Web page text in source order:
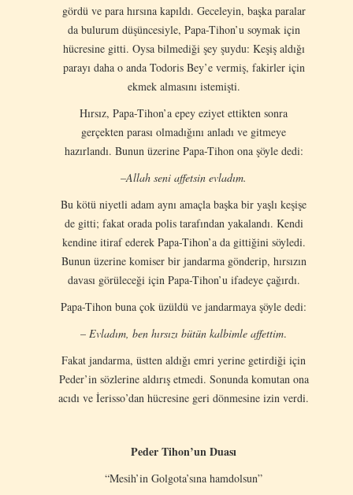
gördü ve para hırsına kapıldı. Geceleyin, başka paralar
da bulurum düşüncesiyle, Papa-Tihon’u soymak için
hücresine gitti. Oysa bilmediği şey şuydu: Keşiş aldığı
parayı daha o anda Todoris Bey’e vermiş, fakirler için
ekmek almasını istemişti.
Hırsız, Papa-Tihon’a epey eziyet ettikten sonra
gerçekten parası olmadığını anladı ve gitmeye
hazırlandı. Bunun üzerine Papa-Tihon ona şöyle dedi:
–Allah seni affetsin evladım.
Bu kötü niyetli adam aynı amaçla başka bir yaşlı keşişe
de gitti; fakat orada polis tarafından yakalandı. Kendi
kendine itiraf ederek Papa-Tihon’a da gittiğini söyledi.
Bunun üzerine komiser bir jandarma gönderip, hırsızın
davası görüleceği için Papa-Tihon’u ifadeye çağırdı.
Papa-Tihon buna çok üzüldü ve jandarmaya şöyle dedi:
– Evladım, ben hırsızı bütün kalbimle affettim.
Fakat jandarma, üstten aldığı emri yerine getirdiği için
Peder’in sözlerine aldırış etmedi. Sonunda komutan ona
acıdı ve İerisso’dan hücresine geri dönmesine izin verdi.
Peder Tihon’un Duası
“Mesih’in Golgota’sına hamdolsun”